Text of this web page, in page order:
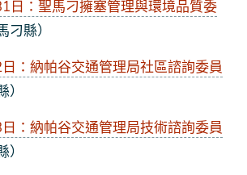
日：聖馬刁擁塞管理與環境品質委
刁縣）
：納帕谷交通管理局社區諮詢委員
）
：納帕谷交通管理局技術諮詢委員
）